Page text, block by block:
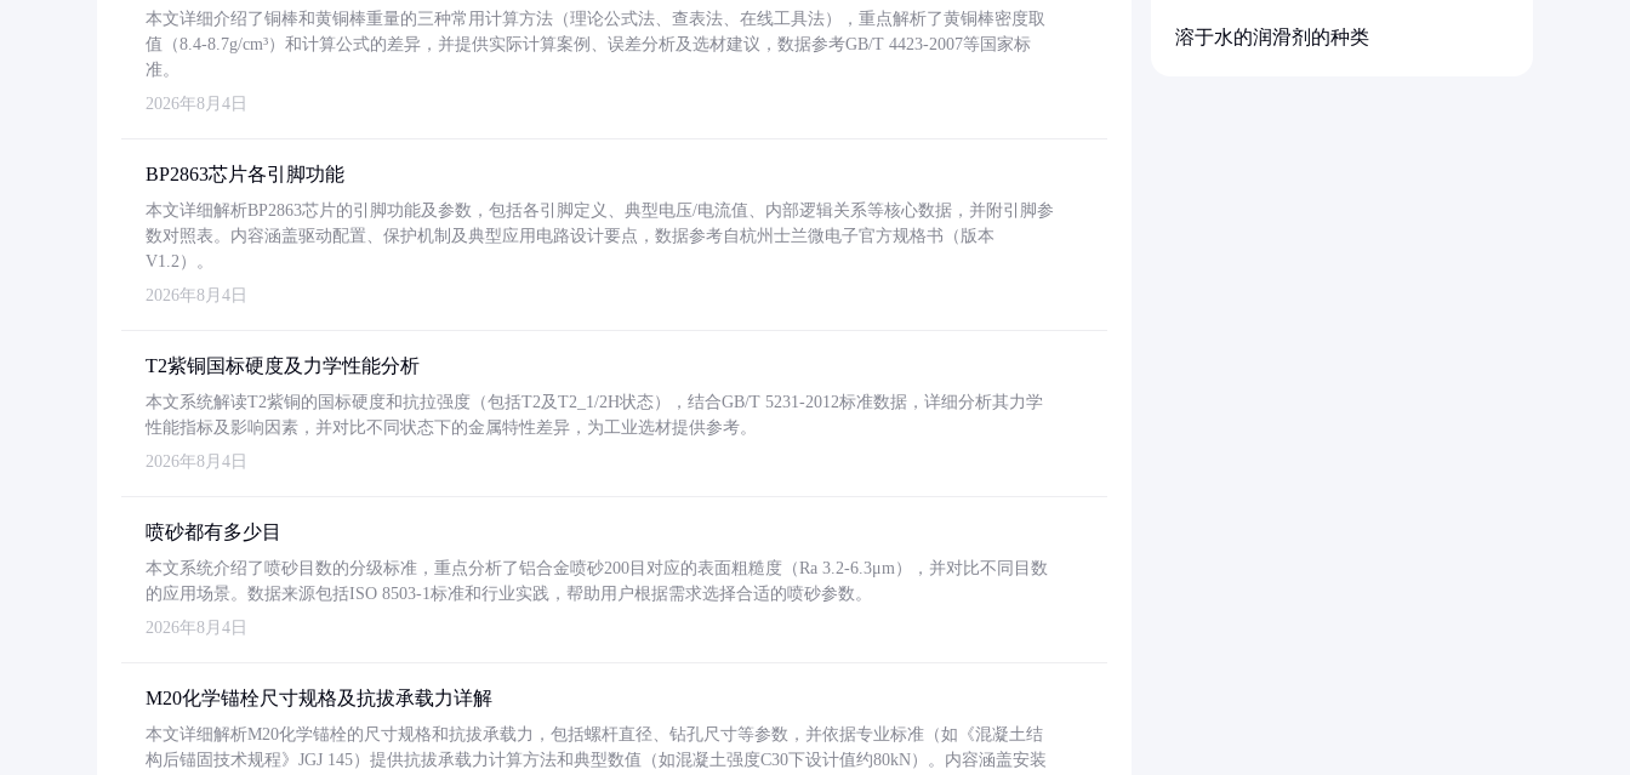
本文详细介绍了铜棒和黄铜棒重量的三种常用计算方法（理论公式法、查表法、在线工具法），重点解析了黄铜棒密度取
值（8.4-8.7g/cm³）和计算公式的差异，并提供实际计算案例、误差分析及选材建议，数据参考GB/T 4423-2007等国家标
准。
2026年8月4日
BP2863芯片各引脚功能
本文详细解析BP2863芯片的引脚功能及参数，包括各引脚定义、典型电压/电流值、内部逻辑关系等核心数据，并附引脚参
数对照表。内容涵盖驱动配置、保护机制及典型应用电路设计要点，数据参考自杭州士兰微电子官方规格书（版本
V1.2）。
2026年8月4日
T2紫铜国标硬度及力学性能分析
本文系统解读T2紫铜的国标硬度和抗拉强度（包括T2及T2_1/2H状态），结合GB/T 5231-2012标准数据，详细分析其力学
性能指标及影响因素，并对比不同状态下的金属特性差异，为工业选材提供参考。
2026年8月4日
喷砂都有多少目
本文系统介绍了喷砂目数的分级标准，重点分析了铝合金喷砂200目对应的表面粗糙度（Ra 3.2-6.3μm），并对比不同目数
的应用场景。数据来源包括ISO 8503-1标准和行业实践，帮助用户根据需求选择合适的喷砂参数。
2026年8月4日
M20化学锚栓尺寸规格及抗拔承载力详解
本文详细解析M20化学锚栓的尺寸规格和抗拔承载力，包括螺杆直径、钻孔尺寸等参数，并依据专业标准（如《混凝土结
构后锚固技术规程》JGJ 145）提供抗拔承载力计算方法和典型数值（如混凝土强度C30下设计值约80kN）。内容涵盖安装
溶于水的润滑剂的种类